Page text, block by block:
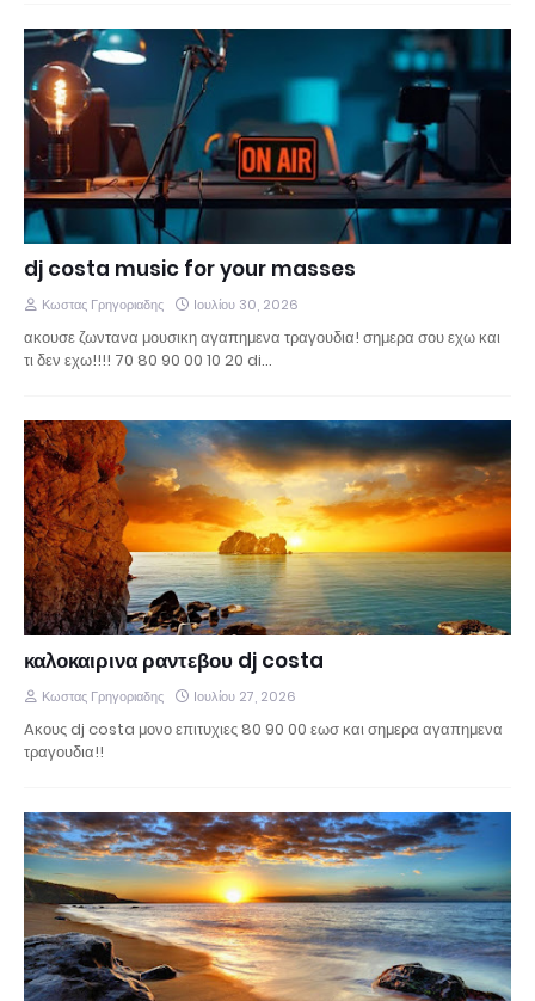
dj costa music for your masses
Κωστας Γρηγοριαδης Ιουλίου 30, 2026
ακουσε ζωντανα μουσικη αγαπημενα τραγουδια! σημερα σου εχω και
τι δεν εχω!!!! 70 80 90 00 10 20 di…
καλοκαιρινα ραντεβου dj costa
Κωστας Γρηγοριαδης Ιουλίου 27, 2026
Aκους dj costa μονο επιτυχιες 80 90 00 εωσ και σημερα αγαπημενα
τραγουδια!!